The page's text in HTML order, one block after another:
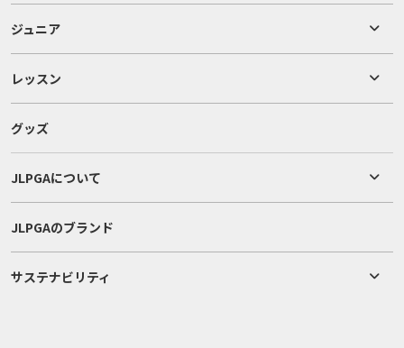
ジュニア
レッスン
グッズ
JLPGAについて
JLPGAのブランド
サステナビリティ